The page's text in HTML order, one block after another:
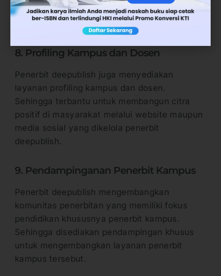
mendapatkan pendamping untuk mengasah
keterampilan menulis dosen.
8. Profiling Kampus dan Dosen
Penerbit deepublish juga menyediakan
layanan profiling kampus dan dosen.
Sehingga terbantu untuk membangun citra
positif di masyarakat melalui website maupun
media sosial yang dikelola penerbit
deepublish.
9. Pendampinganan Penerbit Kampus
Penerbit deepublish mengembangkan
komunitas penerbitan yang memiliki fokus
pendidikan khususnya penerbit kampus.
Sehingga disediakan pendampingan khusus
untuk mengembangkan layanan penerbit
kampus tersebut.